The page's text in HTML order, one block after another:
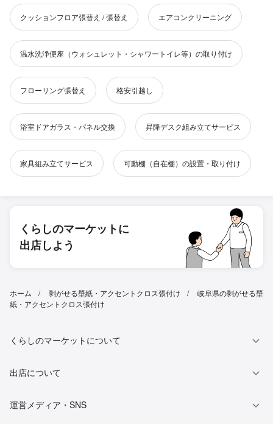
クッションフロア張替え / 張替え エアコンクリーニング
温水洗浄便座（ウォシュレット・シャワートイレ等）の取り付け
フローリング張替え 格安引越し
浴室ドアガラス・パネル交換 昇降デスク組み立てサービス
家具組み立てサービス 可動棚（自在棚）の設置・取り付け
くらしのマーケットに
出店しよう
ホーム 剥がせる壁紙・アクセントクロス張付け
岐阜県の剥がせる壁
紙・アクセントクロス張付け
くらしのマーケットについて
出店について
運営メディア・SNS